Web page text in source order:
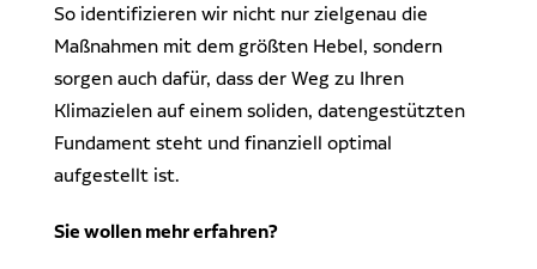
So identifizieren wir nicht nur zielgenau die
Maßnahmen mit dem größten Hebel, sondern
sorgen auch dafür, dass der Weg zu Ihren
Klimazielen auf einem soliden, datengestützten
Fundament steht und finanziell optimal
aufgestellt ist.
Sie wollen mehr erfahren?